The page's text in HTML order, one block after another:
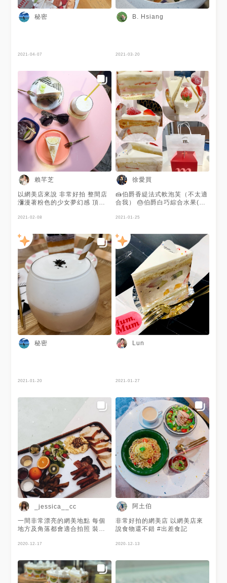
秘密
2021-04-07
B. Hsiang
2021-03-20
賴芊芝
以網美店來說 非常好拍 整間店
瀰漫著粉色的少女夢幻感 頂樓
但是甜點和飲料來說…嗯… 如
不推 飲料少少的 價格約落在
160到300 不好喝 最後還喝不
完 甜點也非常普通
2021-02-08
徐愛買
🍰伯爵香緹法式軟泡芙（不太適
合我） 🎂伯爵白巧綜合水果(招
吃）
2021-01-25
秘密
2021-01-20
Lun
2021-01-27
_jessica__cc
一間非常漂亮的網美地點 每個
地方及角落都會適合拍照 裝潢
$699的簡餐 盛裝的木盤跟國小
康又好吃~ 但價錢的話畢竟是間
網美店 所以價格都偏高🤣
2020-12-17
阿土伯
非常好拍的網美店 以網美店來
說食物還不錯 #出差食記
2020-12-13